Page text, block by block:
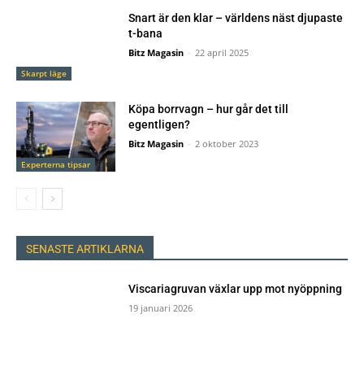
Skarpt läge
Snart är den klar – världens näst djupaste
t-bana
Bitz Magasin - 22 april 2025
Experterna tipsar
Köpa borrvagn – hur går det till
egentligen?
Bitz Magasin - 2 oktober 2023
SENASTE ARTIKLARNA
Viscariagruvan växlar upp mot nyöppning
19 januari 2026